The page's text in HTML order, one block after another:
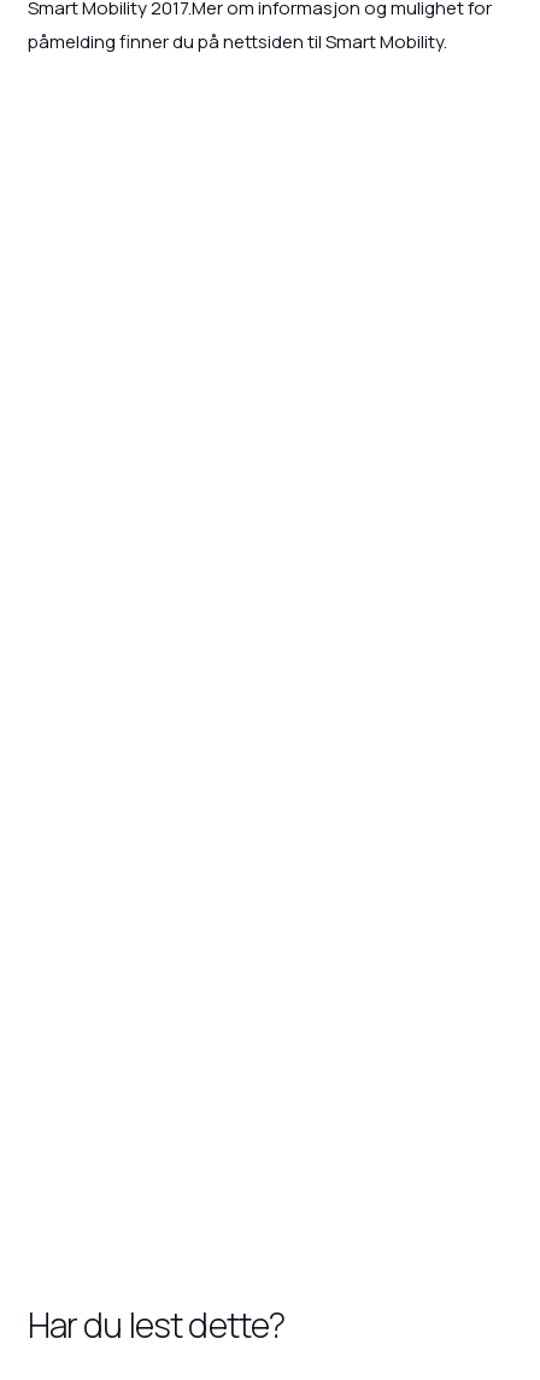
Smart Mobility 2017.Mer om informasjon og mulighet for
påmelding finner du på nettsiden til Smart Mobility.
Har du lest dette?